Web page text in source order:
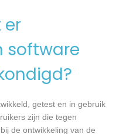
er
software
getest en in gebruik
zijn die tegen
de ontwikkeling van de